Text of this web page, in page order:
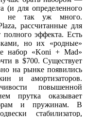
(и для определенного
не так уж много.
рассчитанные для
эффекта. Есть
но их «родные»
набор «Koni + Mad»
в $700. Существует
на рынке появились
и амортизаторов.
повышенной
прутка оказывает
и пружинам. В
стабилизатор,